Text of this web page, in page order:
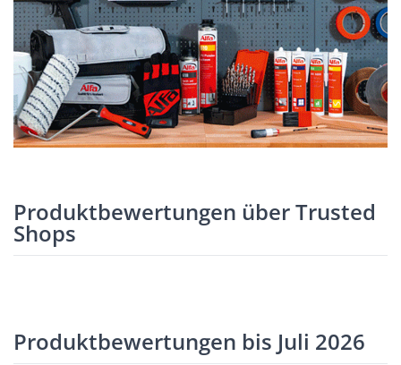
Produktbewertungen über Trusted
Shops
Produktbewertungen bis Juli 2026